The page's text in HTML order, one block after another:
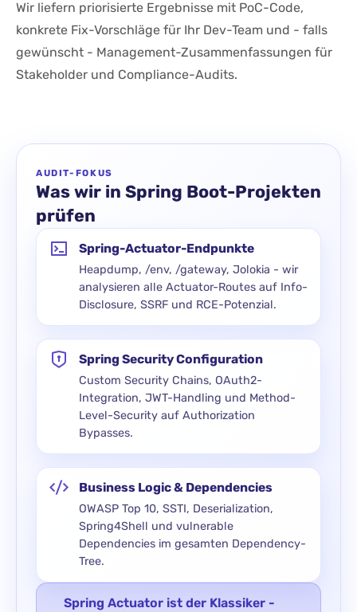
AUDIT-FOKUS
Was wir in Spring Boot-Projekten
prüfen
Spring-Actuator-Endpunkte
Heapdump, /env, /gateway, Jolokia - wir
analysieren alle Actuator-Routes auf Info-
Disclosure, SSRF und RCE-Potenzial.
Spring Security Configuration
Custom Security Chains, OAuth2-
Integration, JWT-Handling und Method-
Level-Security auf Authorization
Bypasses.
Business Logic & Dependencies
OWASP Top 10, SSTI, Deserialization,
Spring4Shell und vulnerable
Dependencies im gesamten Dependency-
Tree.
Spring Actuator ist der Klassiker -
Wir liefern priorisierte Ergebnisse mit PoC-Code,
konkrete Fix-Vorschläge für Ihr Dev-Team und - falls
gewünscht - Management-Zusammenfassungen für
Stakeholder und Compliance-Audits.